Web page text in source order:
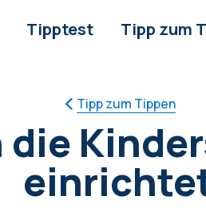
Tipptest Tipp zum
Tipp zum Tippen
die